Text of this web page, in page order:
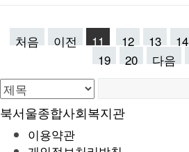
처음 이전 11 12 13 14
19
20 다음
북서울종합사회복지관
이용약관